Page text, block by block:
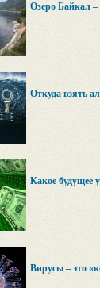
Озеро Байкал
Откуда взять
Какое будущее
Вирусы – это